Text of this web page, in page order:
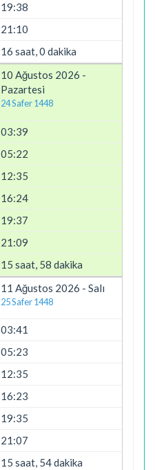
19:38
21:10
16 saat, 0 dakika
10 Ağustos 2026 -
Pazartesi
24 Safer 1448
03:39
05:22
12:35
16:24
19:37
21:09
15 saat, 58 dakika
11 Ağustos 2026 - Salı
25 Safer 1448
03:41
05:23
12:35
16:23
19:35
21:07
15 saat, 54 dakika